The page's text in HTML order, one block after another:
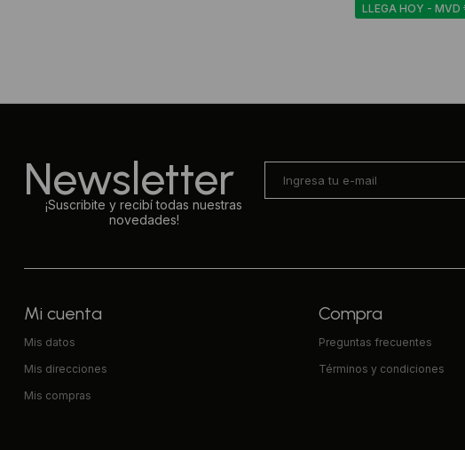
LLEGA HOY - MVD
Newsletter
¡Suscribite y recibí todas nuestras
novedades!
Mi cuenta
Mis datos
Mis direcciones
Mis compras
Compra
Preguntas frecuentes
Términos y condiciones